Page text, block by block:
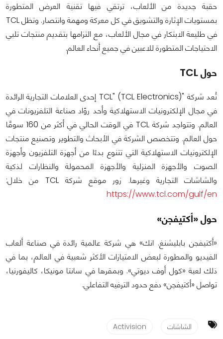
حقبة جديدة من الألعاب، ترتقي فيها تقنية العرض المتطورة
بمستويات الإثارة والتشويق في كل معركة ومهمة وانتصار. وتظل TCL
في طليعة الابتكار في مجال الألعاب، مع التزامها بتقديم منتجات تلبي
الاحتياجات المتطورة للاعبين في جميع أنحاء العالم.
حول TCL
تُعد شركة "TCL" (TCL Electronics) إحدى العلامات التجارية الرائدة
في مجال الإلكترونيات الاستهلاكية وأحد روّاد صناعة التلفزيونات في
العالم. وتتواجد شركة TCL في الوقت الحالي في أكثر من 160 سوقًا
حول العالم. وتتخصص الشركة في الأبحاث والتطوير وتصنيع منتجات
الإلكترونيات الاستهلاكية التي تتنوع بدءًا من أجهزة التلفزيون وأجهزة
الصوت والأجهزة المنزلية والأجهزة المحمولة والنظارات لذكية
والشاشات التجارية وغيرها. زور موقع شركة TCL من خلال:
https://www.tcl.com/gulf/en
حول «أكتيفجن»
«أكتيفجن بابليشنغ. انك» هي شركة عالمية رائدة في صناعة ألعاب
الفيديو والمطورة لبعض الامتيازات الأكثر شعبية في العالم، بما في
ذلك لعبة «كول أوف ديوتي». وبمقرها في سانتا مونيكا، كاليفورنيا،
تواصل «أكتيفجن» دفع حدود الترفيه التفاعلي.
الشاشات Activision